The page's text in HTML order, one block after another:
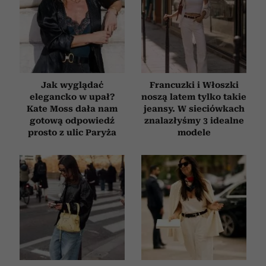
Jak wyglądać
elegancko w upał?
Kate Moss dała nam
gotową odpowiedź
prosto z ulic Paryża
Francuzki i Włoszki
noszą latem tylko takie
jeansy. W sieciówkach
znalazłyśmy 3 idealne
modele